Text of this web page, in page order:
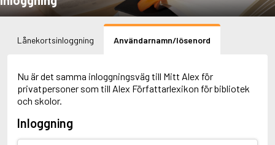
Lånekortsinloggning Användarnamn/lösenord
Nu är det samma inloggningsväg till Mitt Alex för
privatpersoner som till Alex Författarlexikon för bibliotek
och skolor.
Inloggning